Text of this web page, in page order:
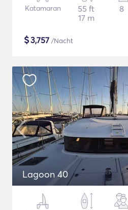
Katamaran
55 ft
17 m
8
$3,757 /Nacht
Lagoon 40